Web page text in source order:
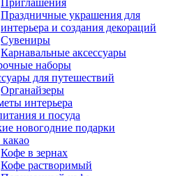
Приглашения
Праздничные украшения для
интерьера и создания декораций
Сувениры
Карнавальные аксессуары
наборы
для путешествий
Органайзеры
интерьера
и посуда
новогодние подарки
Кофе в зернах
Кофе растворимый